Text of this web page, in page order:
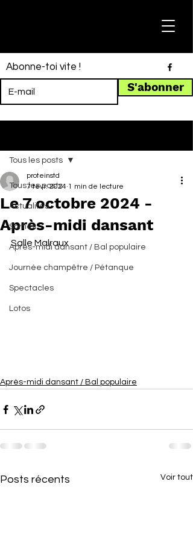
Abonne-toi vite !
S'abonner
Tous les posts
Actualités
Sorties
Après-midi dansant / Bal populaire
Journée champêtre / Pétanque
Spectacles
Lotos
Tous les posts
Le 7 octobre 2024 -
Après-midi dansant
proteinstd
7 févr. 2024 1 min de lecture
Salle Malraux
Après-midi dansant / Bal populaire
Posts récents Voir tout